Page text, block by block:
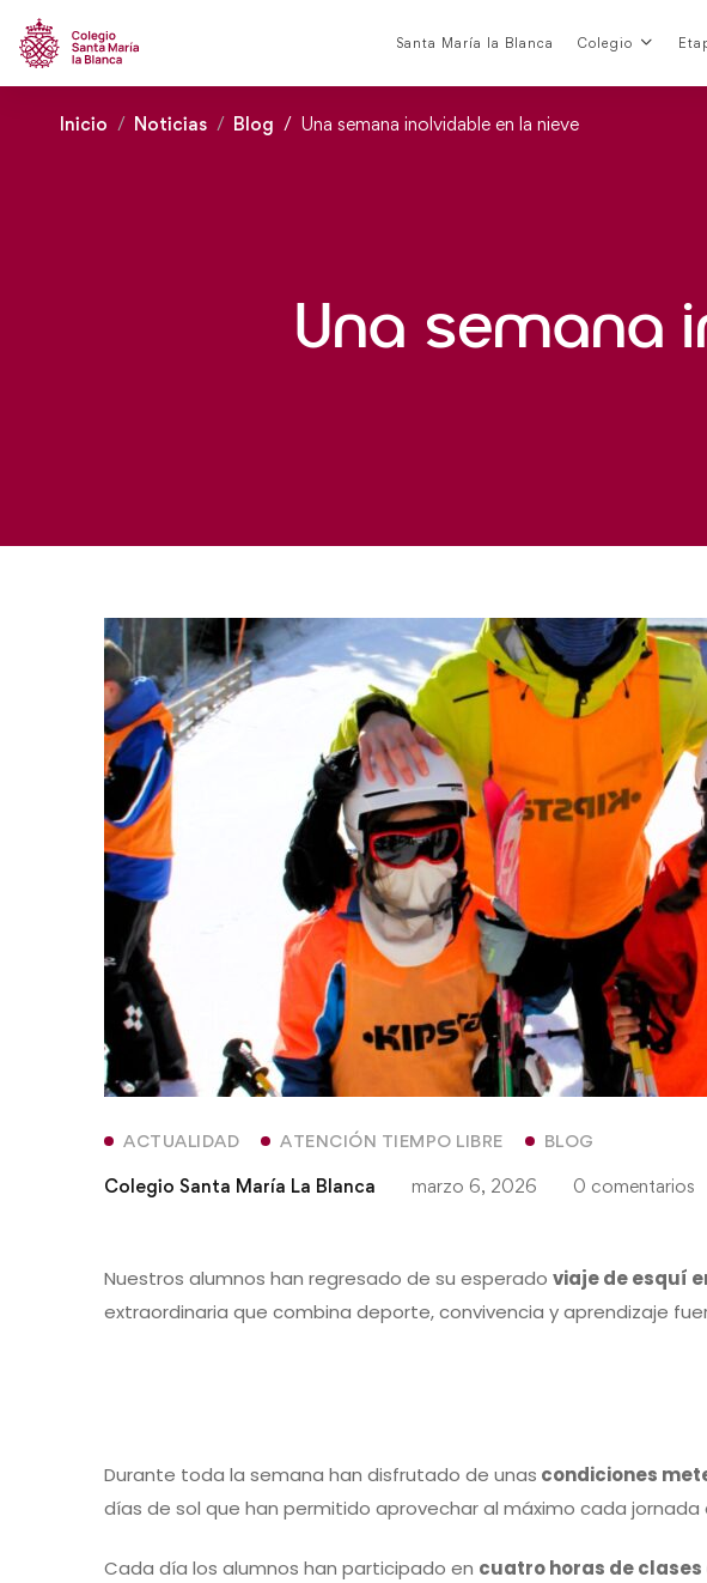
Santa María la Blanca Colegio
Inicio Noticias Blog Una semana inolvidable en la nieve
Una semana
ACTUALIDAD ATENCIÓN TIEMPO LIBRE BLOG
Colegio Santa María La Blanca marzo 6, 2026 0 comentarios
Nuestros alumnos han regresado de su esperado viaje de esquí
extraordinaria que combina deporte, convivencia y aprendizaje
Durante toda la semana han disfrutado de unas condiciones
días de sol que han permitido aprovechar al máximo cada jornada
Cada día los alumnos han participado en cuatro horas de clases